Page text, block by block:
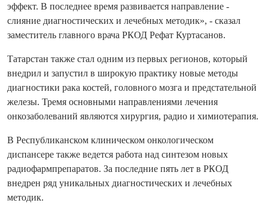
эффект. В последнее время развивается направление -
слияние диагностических и лечебных методик», - сказал
заместитель главного врача РКОД Рефат Куртасанов.
Татарстан также стал одним из первых регионов, который
внедрил и запустил в широкую практику новые методы
диагностики рака костей, головного мозга и предстательной
железы. Тремя основными направлениями лечения
онкозаболеваний являются хирургия, радио и химиотерапия.
В Республиканском клиническом онкологическом
диспансере также ведется работа над синтезом новых
радиофармпрепаратов. За последние пять лет в РКОД
внедрен ряд уникальных диагностических и лечебных
методик.